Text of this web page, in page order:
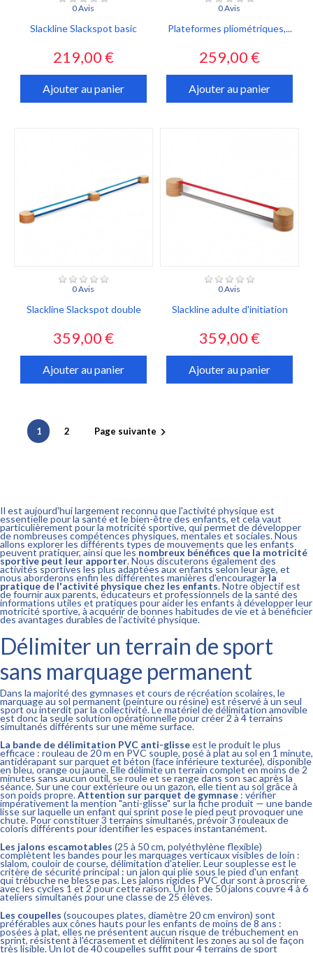
0 Avis
Slackline Slackspot basic
Prix
219,00 €
Ajouter au panier
0 Avis
Plateformes pliométriques,...
Prix
259,00 €
Ajouter au panier
0 Avis
Slackline Slackspot double
Prix
359,00 €
Ajouter au panier
0 Avis
Slackline adulte d'initiation
Prix
359,00 €
Ajouter au panier
1 2 Page suivante 
Il est aujourd'hui largement reconnu que l'activité physique est
essentielle pour la santé et le bien-être des enfants, et cela vaut
particulièrement pour la motricité sportive, qui permet de développer
de nombreuses compétences physiques, mentales et sociales. Nous
allons explorer les différents types de mouvements que les enfants
peuvent pratiquer, ainsi que lesnombreux bénéfices que la motricité
sportive peut leur apporter. Nous discuterons également des
activités sportives les plus adaptées aux enfants selon leur âge, et
nous aborderons enfin les différentes manières d'encouragerla
pratique de l'activité physique chez les enfants. Notre objectif est
de fournir aux parents, éducateurs et professionnels de la santé des
informations utiles et pratiques pour aider les enfants à développer leur
motricité sportive, à acquérir de bonnes habitudes de vie et à bénéficier
des avantages durables de l'activité physique.
Délimiter un terrain de sport
sans marquage permanent
Dans la majorité des gymnases et cours de récréation scolaires, le
marquage au sol permanent (peinture ou résine) est réservé à un seul
sport ou interdit par la collectivité. Le matériel de délimitation amovible
est donc la seule solution opérationnelle pour créer 2 à 4 terrains
simultanés différents sur une même surface.
La bande de délimitation PVC anti-glisseest le produit le plus
efficace : rouleau de 20 m en PVC souple, posé à plat au sol en 1 minute,
antidérapant sur parquet et béton (face inférieure texturée), disponible
en bleu, orange ou jaune. Elle délimite un terrain complet en moins de 2
minutes sans aucun outil, se roule et se range dans son sac après la
séance. Sur une cour extérieure ou un gazon, elle tient au sol grâce à
son poids propre.Attention sur parquet de gymnase : vérifier
impérativement la mention "anti-glisse" sur la fiche produit — une bande
lisse sur laquelle un enfant qui sprint pose le pied peut provoquer une
chute. Pour constituer 3 terrains simultanés, prévoir 3 rouleaux de
coloris différents pour identifier les espaces instantanément.
Les jalons escamotables (25 à 50 cm, polyéthylène flexible)
complètent les bandes pour les marquages verticaux visibles de loin :
slalom, couloir de course, délimitation d'atelier. Leur souplesse est le
critère de sécurité principal : un jalon qui plie sous le pied d'un enfant
qui trébuche ne blesse pas. Les jalons rigides PVC dur sont à proscrire
avec les cycles 1 et 2 pour cette raison. Un lot de 50 jalons couvre 4 à 6
ateliers simultanés pour une classe de 25 élèves.
Les coupelles (soucoupes plates, diamètre 20 cm environ) sont
préférables aux cônes hauts pour les enfants de moins de 8 ans :
posées à plat, elles ne présentent aucun risque de trébuchement en
sprint, résistent à l'écrasement et délimitent les zones au sol de façon
très lisible. Un lot de 40 coupelles suffit pour 4 terrains de sport